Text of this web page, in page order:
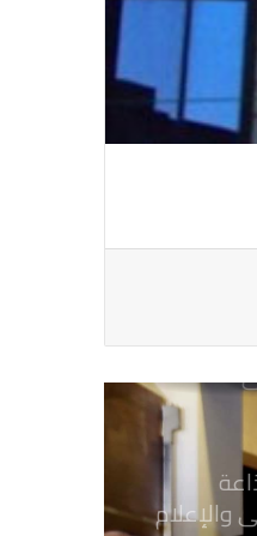
والنواب
الصحفيين
اسحق
والإعلام